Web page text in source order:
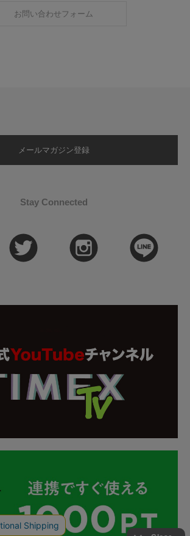
お問い合わせフォーム
メールマガジン登録
Stay Connected